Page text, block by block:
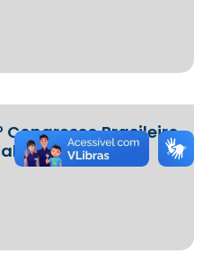
Congresso Brasileiro